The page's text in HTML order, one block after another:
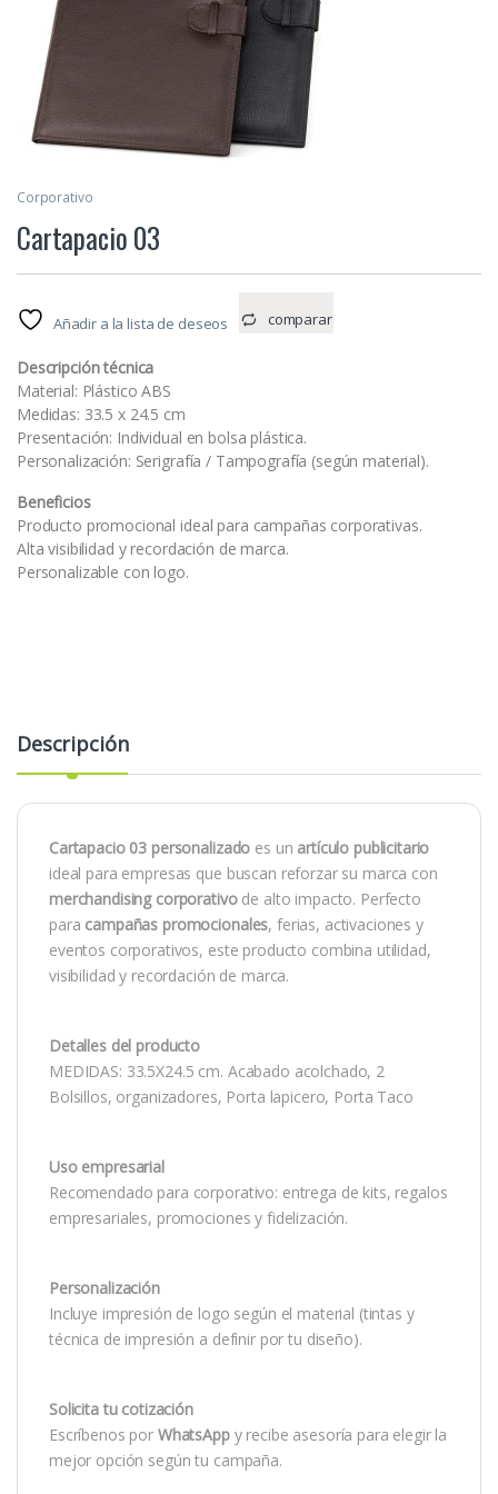
Corporativo
Cartapacio 03
Añadir a la lista de deseos comparar
Descripción técnica
Material: Plástico ABS
Medidas: 33.5 x 24.5 cm
Presentación: Individual en bolsa plástica.
Personalización: Serigrafía / Tampografía (según material).
Beneficios
Producto promocional ideal para campañas corporativas.
Alta visibilidad y recordación de marca.
Personalizable con logo.
Descripción
Cartapacio 03 personalizado es un artículo publicitario
ideal para empresas que buscan reforzar su marca con
merchandising corporativode alto impacto. Perfecto
para campañas promocionales, ferias, activaciones y
eventos corporativos, este producto combina utilidad,
visibilidad y recordación de marca.
Detalles del producto
MEDIDAS: 33.5X24.5 cm. Acabado acolchado, 2
Bolsillos, organizadores, Porta lapicero, Porta Taco
Uso empresarial
Recomendado para corporativo: entrega de kits, regalos
empresariales, promociones y fidelización.
Personalización
Incluye impresión de logo según el material (tintas y
técnica de impresión a definir por tu diseño).
Solicita tu cotización
Escríbenos por WhatsAppy recibe asesoría para elegir la
mejor opción según tu campaña.